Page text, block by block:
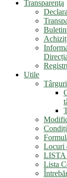
Transparenţa
Utile
Locuri
LISTA
Lista